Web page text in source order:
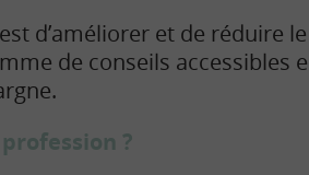
d’améliorer et de réduire
de conseils accessibles
?